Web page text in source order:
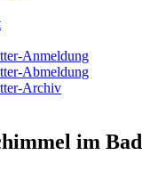
Anmeldung
Abmeldung
Archiv
im Bad